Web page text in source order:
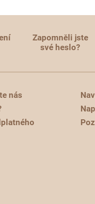
Zapomněli jste
své heslo?
nás